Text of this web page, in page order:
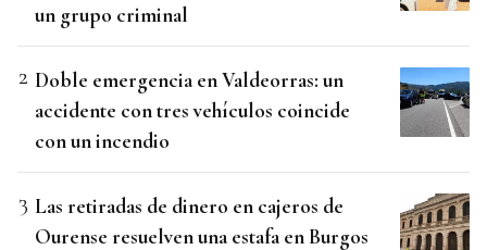
un grupo criminal
Doble emergencia en Valdeorras: un
accidente con tres vehículos coincide
con un incendio
Las retiradas de dinero en cajeros de
Ourense resuelven una estafa en Burgos